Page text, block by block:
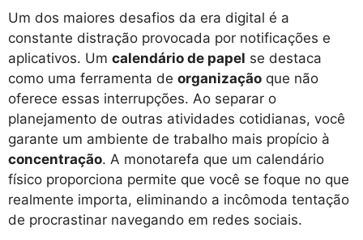
Um dos maiores desafios da era digital é a
constante distração provocada por notificações e
aplicativos. Um calendário de papel se destaca
como uma ferramenta de organização que não
oferece essas interrupções. Ao separar o
planejamento de outras atividades cotidianas, você
garante um ambiente de trabalho mais propício à
concentração. A monotarefa que um calendário
físico proporciona permite que você se foque no que
realmente importa, eliminando a incômoda tentação
de procrastinar navegando em redes sociais.